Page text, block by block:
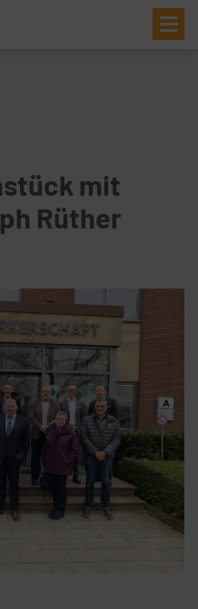
mit
Rüther